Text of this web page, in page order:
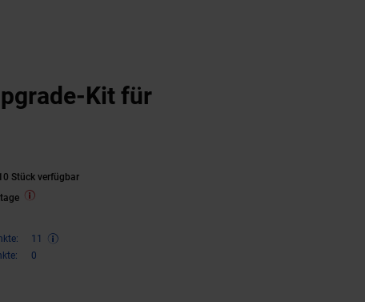
Kit für
Stück verfügbar
11
0